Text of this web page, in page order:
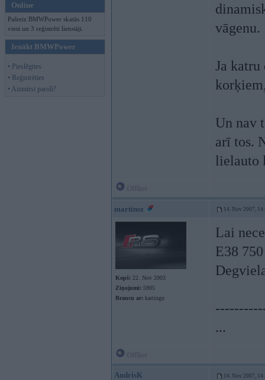
Online
Pašreiz BMWPower skatās 110
viesi un 3 reģistrēti lietotāji.
Ienākt BMWPower
• Pieslēgties
• Reģistrēties
• Aizmirsi paroli?
vāgenu.
Ja
Un nav
arī tos.
lielauto
martinsz 14. Nov 2007,
Kopš: 22. Nov 2003
Ziņojumi: 5905
Braucu ar: kartingu
Lai
E38
...
AndrisK 14. Nov 2007,